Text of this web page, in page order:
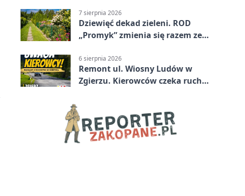
7 sierpnia 2026
Dziewięć dekad zieleni. ROD
„Promyk” zmienia się razem ze
6 sierpnia 2026
Remont ul. Wiosny Ludów w
Zgierzu. Kierowców czeka ruch